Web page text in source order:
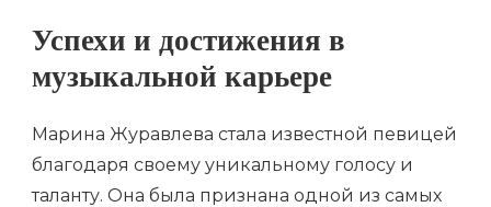
Успехи и достижения в
музыкальной карьере
Марина Журавлева стала известной певицей
благодаря своему уникальному голосу и
таланту. Она была признана одной из самых